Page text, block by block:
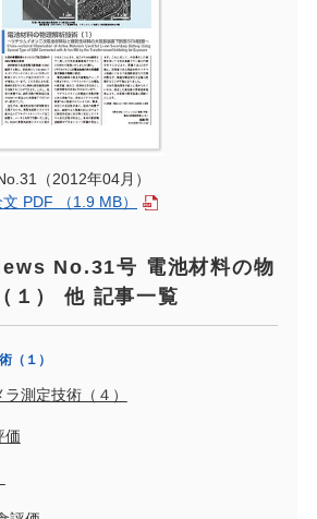
No.31号 電池材料の物
１） 他 記事一覧
（１）
測定技術（４）
価
（2012年04月）
PDF （1.9 MB）